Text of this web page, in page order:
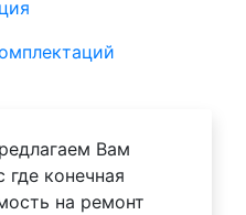
Вам
где конечная
на ремонт